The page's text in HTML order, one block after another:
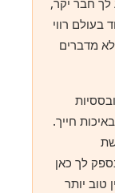
לך חבר יקר,
בעולם רווי
לא מדברים
חייך.
לך כאן
טוב יותר